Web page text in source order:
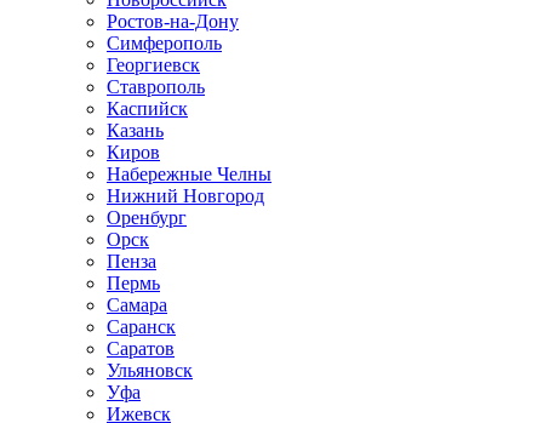
Ростов-на-Дону
Симферополь
Георгиевск
Ставрополь
Каспийск
Казань
Киров
Набережные Челны
Нижний Новгород
Оренбург
Орск
Пенза
Пермь
Самара
Саранск
Саратов
Ульяновск
Уфа
Ижевск